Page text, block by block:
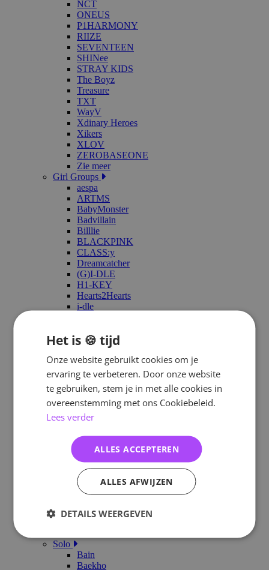
NCT
ONEUS
P1HARMONY
RIIZE
SEVENTEEN
SHINee
STRAY KIDS
The Boyz
Treasure
TXT
WayV
Xdinary Heroes
Xikers
XLOV
ZEROBASEONE
Zie meer
Girl Groups
aespa
ARTMS
BabyMonster
Badvillain
Billlie
BLACKPINK
CLASS:y
Dreamcatcher
(G)I-DLE
H1-KEY
Hearts2Hearts
i-dle
IVE
KATSEYE
Kep1er
KiiiKiii
LE SSERAFIM
Kiss Of Life
Loossemble
MAMAMOO
NMIXX
Purple Kiss
STAYC
TripleS
TWICE
Viviz
Solo
Bain
Baekho
Het is 🍪 tijd
Onze website gebruikt cookies om je
ervaring te verbeteren. Door onze website
te gebruiken, stem je in met alle cookies in
overeenstemming met ons Cookiebeleid.
Lees verder
ALLES ACCEPTEREN
ALLES AFWIJZEN
DETAILS WEERGEVEN